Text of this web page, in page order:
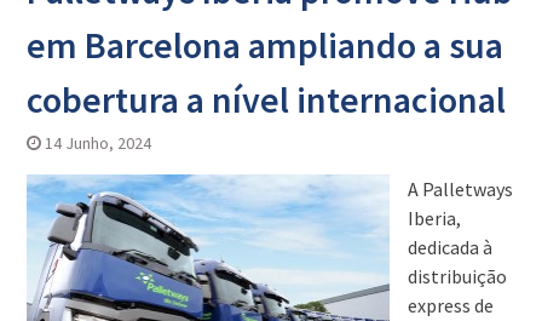
em Barcelona ampliando a sua
cobertura a nível internacional
14 Junho, 2024
A Palletways
Iberia,
dedicada à
distribuição
express de